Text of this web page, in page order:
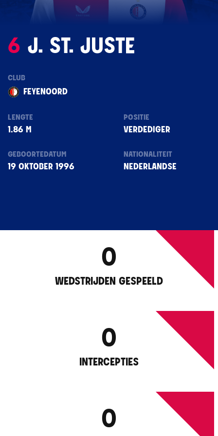
6 J. ST. JUSTE
CLUB
FEYENOORD
LENGTE
1.86 M
POSITIE
VERDEDIGER
GEBOORTEDATUM
19 OKTOBER 1996
NATIONALITEIT
NEDERLANDSE
0
WEDSTRIJDEN GESPEELD
0
INTERCEPTIES
0